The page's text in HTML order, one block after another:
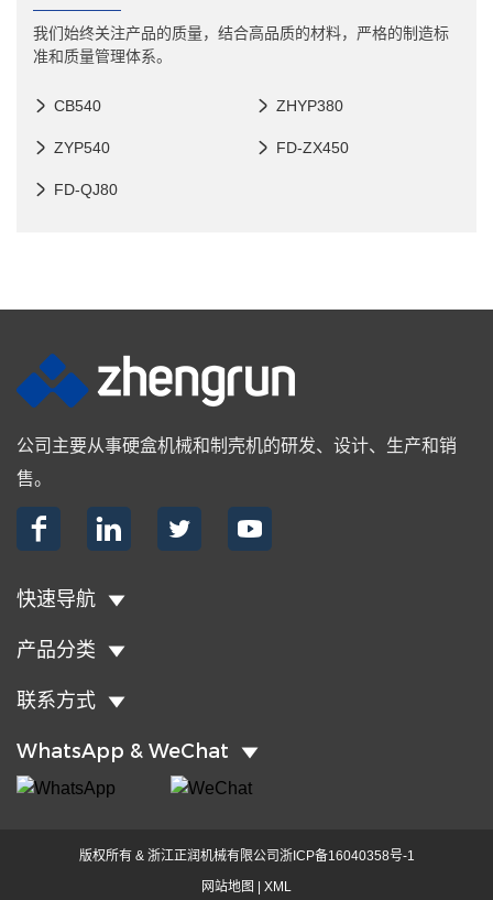
我们始终关注产品的质量，结合高品质的材料，严格的制造标
准和质量管理体系。
CB540 ZHYP380
ZYP540 FD-ZX450
FD-QJ80
公司主要从事硬盒机械和制壳机的研发、设计、生产和销
售。
   
快速导航
产品分类
联系方式
WhatsApp & WeChat
版权所有 & 浙江正润机械有限公司 浙ICP备16040358号-1
网站地图
XML